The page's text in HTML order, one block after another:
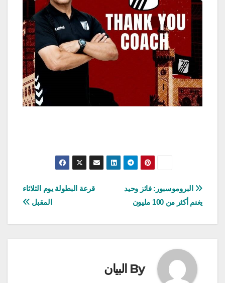
تصفّح
المقالات
قرعة البطولة يوم الثلاثاء
المقبل
البروموسبور: فائز وحيد
يغنم أكثر من 100 مليون
By البيان